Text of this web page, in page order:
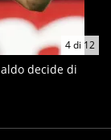
4di 12
decide di